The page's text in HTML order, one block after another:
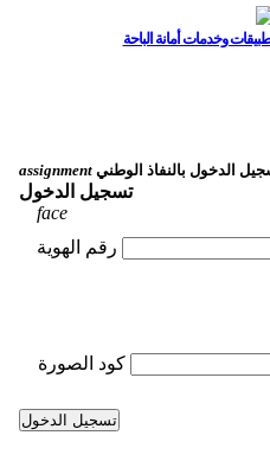
وخدمات أمانة الباحة
assignment الدخول بالنفاذ الوطني
تسجيل الدخول
face
رقم الهوية
كود الصورة
تسجيل الدخول